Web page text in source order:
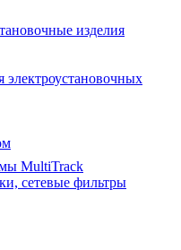
изделия
электроустановочных
MultiTrack
сетевые фильтры